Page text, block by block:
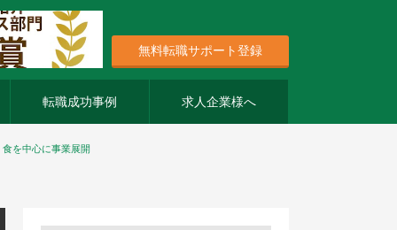
無料転職サポート登録
転職成功事例 求人企業様へ
を中心に事業展開